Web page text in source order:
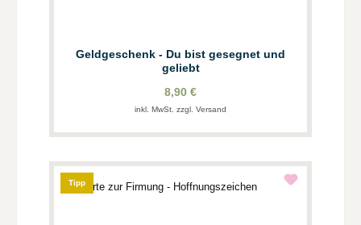
Geldgeschenk - Du bist gesegnet und
geliebt
8,90 €
inkl. MwSt. zzgl. Versand
Tipp